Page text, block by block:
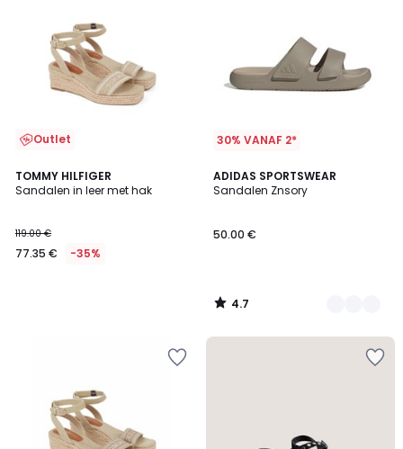
Outlet
TOMMY HILFIGER
Sandalen in leer met hak
119.00 €
77.35 € -35%
30% VANAF 2*
ADIDAS SPORTSWEAR
Sandalen Znsory
50.00 €
4.7
/ 5
2
Kleuren
4.7
/